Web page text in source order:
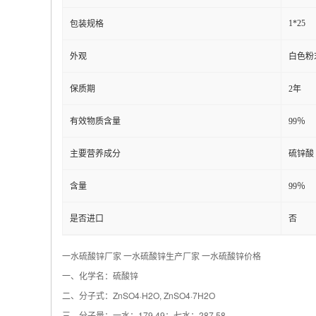
包装规格 1*25
外观 白色粉
保质期 2年
有效物质含量 99％
主要营养成分 硫锌酸
含量 99％
是否进口 否
一水硫酸锌厂家 一水硫酸锌生产厂家 一水硫酸锌价格
一、化学名：硫酸锌
二、分子式：ZnSO4·H2O, ZnSO4·7H2O